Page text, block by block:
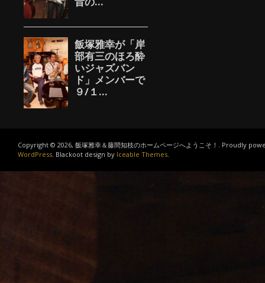
Copyright © 2026, 飯塚雅幸＆藤間知枝のホームページへようこそ！. Proudly
WordPress . Blackoot design by Iceable Themes